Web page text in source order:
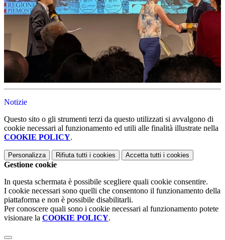
Notizie
Questo sito o gli strumenti terzi da questo utilizzati si avvalgono di
cookie necessari al funzionamento ed utili alle finalità illustrate nella
COOKIE POLICY.
Personalizza Rifiuta tutti i cookies Accetta tutti i cookies
Gestione cookie
In questa schermata è possibile scegliere quali cookie consentire.
I cookie necessari sono quelli che consentono il funzionamento della
piattaforma e non è possibile disabilitarli.
Per conoscere quali sono i cookie necessari al funzionamento potete
visionare la COOKIE POLICY.